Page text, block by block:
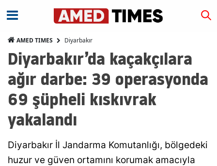
AMED TIMES Diyarbakır
Diyarbakır’da kaçakçılara
ağır darbe: 39 operasyonda
69 şüpheli kıskıvrak
yakalandı
Diyarbakır İl Jandarma Komutanlığı, bölgedeki
huzur ve güven ortamını korumak amacıyla